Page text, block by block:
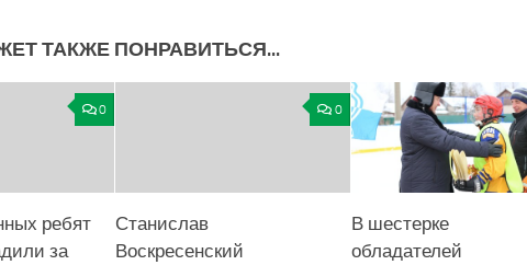
ТАКЖЕ ПОНРАВИТЬСЯ...
0
ребят
за
0
Станислав
Воскресенский
В шестерке
обладателей